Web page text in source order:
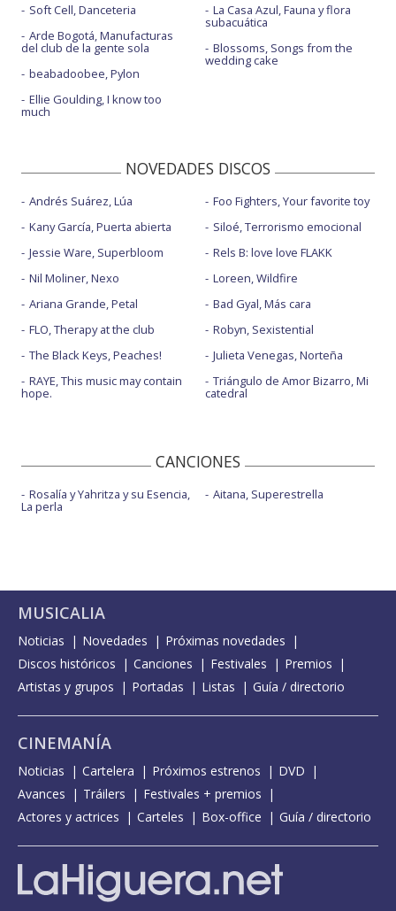
Soft Cell, Danceteria
Arde Bogotá, Manufacturas
del club de la gente sola
beabadoobee, Pylon
Ellie Goulding, I know too
much
La Casa Azul, Fauna y flora
subacuática
Blossoms, Songs from the
wedding cake
NOVEDADES DISCOS
Andrés Suárez, Lúa
Kany García, Puerta abierta
Jessie Ware, Superbloom
Nil Moliner, Nexo
Ariana Grande, Petal
FLO, Therapy at the club
The Black Keys, Peaches!
RAYE, This music may contain
hope.
Foo Fighters, Your favorite toy
Siloé, Terrorismo emocional
Rels B: love love FLAKK
Loreen, Wildfire
Bad Gyal, Más cara
Robyn, Sexistential
Julieta Venegas, Norteña
Triángulo de Amor Bizarro, Mi
catedral
CANCIONES
Rosalía y Yahritza y su Esencia,
La perla
Aitana, Superestrella
MUSICALIA
Noticias Novedades
Próximas novedades
Discos históricos
Canciones Festivales
Premios
Artistas y grupos
Portadas Listas Guía / directorio
CINEMANÍA
Noticias Cartelera Próximos estrenos
DVD
Avances
Tráilers
Festivales + premios
Actores y actrices
Carteles Box-office Guía / directorio